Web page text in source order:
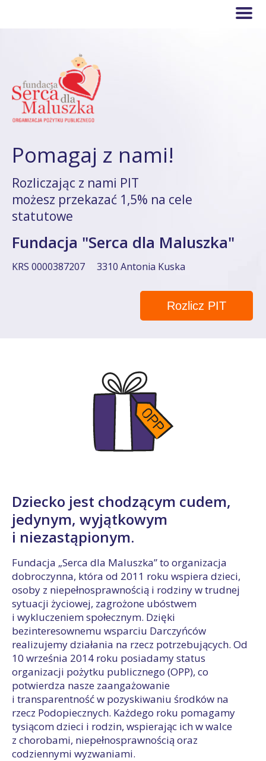
Pomagaj z nami!
Rozliczając z nami PIT
możesz przekazać 1,5% na cele
statutowe
Fundacja "Serca dla Maluszka"
KRS 0000387207 3310 Antonia Kuska
Rozlicz PIT
Dziecko jest chodzącym cudem,
jedynym, wyjątkowym
i niezastąpionym.
Fundacja „Serca dla Maluszka” to organizacja
dobroczynna, która od 2011 roku wspiera dzieci,
osoby z niepełnosprawnością i rodziny w trudnej
sytuacji życiowej, zagrożone ubóstwem
i wykluczeniem społecznym. Dzięki
bezinteresownemu wsparciu Darczyńców
realizujemy działania na rzecz potrzebujących. Od
10 września 2014 roku posiadamy status
organizacji pożytku publicznego (OPP), co
potwierdza nasze zaangażowanie
i transparentność w pozyskiwaniu środków na
rzecz Podopiecznych. Każdego roku pomagamy
tysiącom dzieci i rodzin, wspierając ich w walce
z chorobami, niepełnosprawnością oraz
codziennymi wyzwaniami.